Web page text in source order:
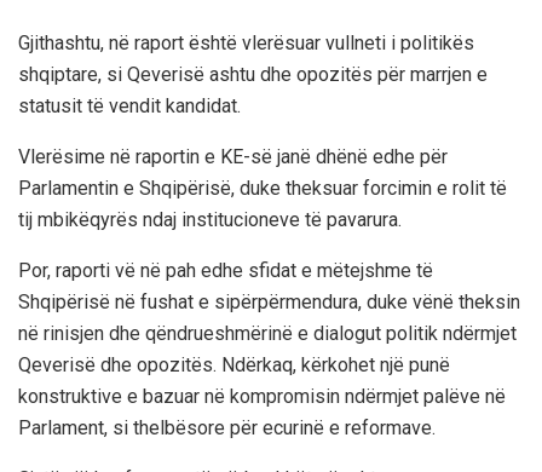
Gjithashtu, në raport është vlerësuar vullneti i politikës
shqiptare, si Qeverisë ashtu dhe opozitës për marrjen e
statusit të vendit kandidat.
Vlerësime në raportin e KE-së janë dhënë edhe për
Parlamentin e Shqipërisë, duke theksuar forcimin e rolit të
tij mbikëqyrës ndaj institucioneve të pavarura.
Por, raporti vë në pah edhe sfidat e mëtejshme të
Shqipërisë në fushat e sipërpërmendura, duke vënë theksin
në rinisjen dhe qëndrueshmërinë e dialogut politik ndërmjet
Qeverisë dhe opozitës. Ndërkaq, kërkohet një punë
konstruktive e bazuar në kompromisin ndërmjet palëve në
Parlament, si thelbësore për ecurinë e reformave.